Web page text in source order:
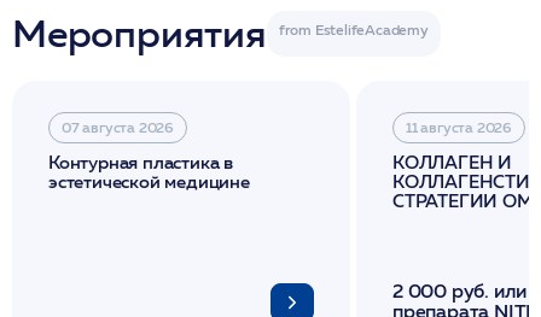
Мероприятия
07 августа 2026
Контурная пластика в
эстетической медицине
11 августа 2026
КОЛЛАГЕН И
СТРАТЕГИИ
2 000 руб. или
препарата